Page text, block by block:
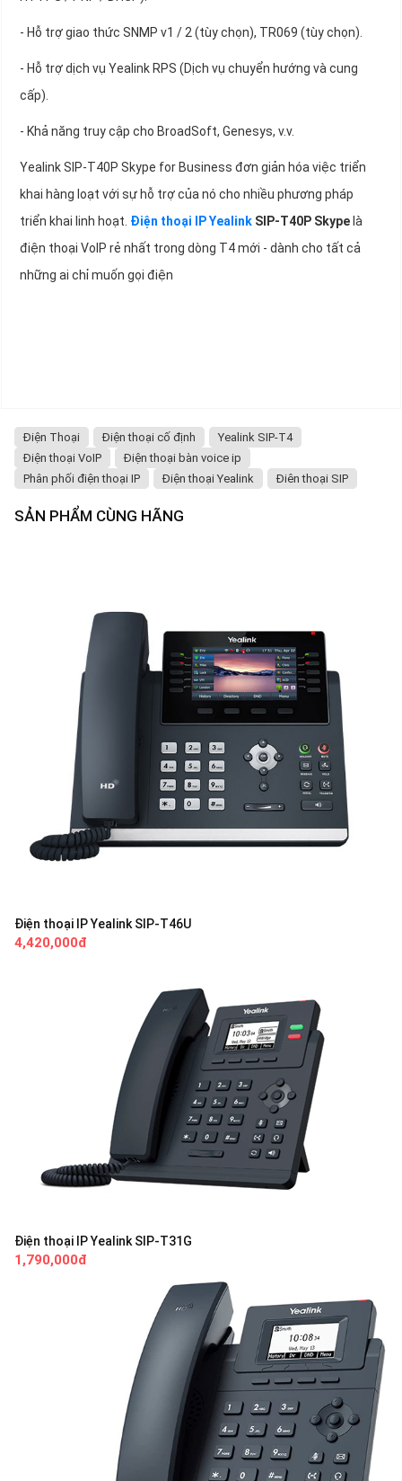
- Hỗ trợ giao thức SNMP v1 / 2 (tùy chọn), TR069 (tùy chọn).
- Hỗ trợ dịch vụ Yealink RPS (Dịch vụ chuyển hướng và cung
cấp).
- Khả năng truy cập cho BroadSoft, Genesys, v.v.
Yealink SIP-T40P Skype for Business đơn giản hóa việc triển
khai hàng loạt với sự hỗ trợ của nó cho nhiều phương pháp
triển khai linh hoạt. Điện thoại IP Yealink SIP-T40P Skype là
điện thoại VoIP rẻ nhất trong dòng T4 mới - dành cho tất cả
những ai chỉ muốn gọi điện
Điện Thoại Điện thoại cố định
Yealink SIP-T4
Điện thoại VoIP
Điện thoại bàn voice ip
Phân phối điện thoại IP
Điện thoại Yealink Điên thoại SIP
SẢN PHẨM CÙNG HÃNG
Điện thoại IP Yealink SIP-T46U
4,420,000đ
Điện thoại IP Yealink SIP-T31G
1,790,000đ